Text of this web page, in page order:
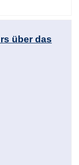
über das